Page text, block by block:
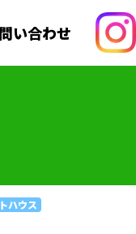
い合わせ
ハウス